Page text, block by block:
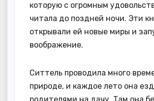
которую с огромным
читала до поздней ночи. Эти
открывали ей новые миры и
воображение.
Ситтель проводила много
природе, и каждое лето она